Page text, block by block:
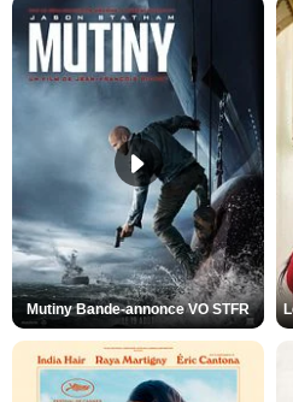
Mutiny Bande-annonce VO STFR